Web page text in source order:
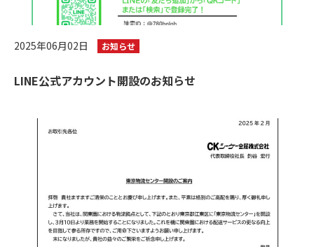
2025年06月02日 お知らせ
LINE公式アカウント開設のお知らせ